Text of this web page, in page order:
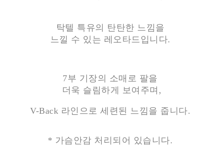
탁텔 특유의 탄탄한 느낌을
느낄 수 있는 레오타드입니다.
7부 기장의 소매로 팔을
더욱 슬림하게 보여주며,
V-Back 라인으로 세련된 느낌을 줍니다.
* 가슴안감 처리되어 있습니다.